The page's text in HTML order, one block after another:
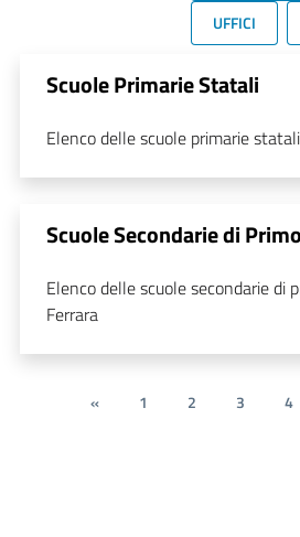
UFFICI
Scuole Primarie Statali
Elenco delle scuole primarie
Scuole Secondarie di
Elenco delle scuole secondarie di
Ferrara
« 1 2 3 4